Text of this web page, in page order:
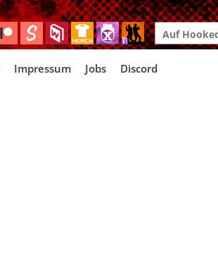
Search
for:
Impressum Jobs Discord